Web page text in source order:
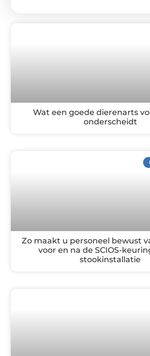
Wat een goede dierenarts
onderscheidt
Zo maakt u personeel bewust
voor en na de SCIOS-
stookinstallatie